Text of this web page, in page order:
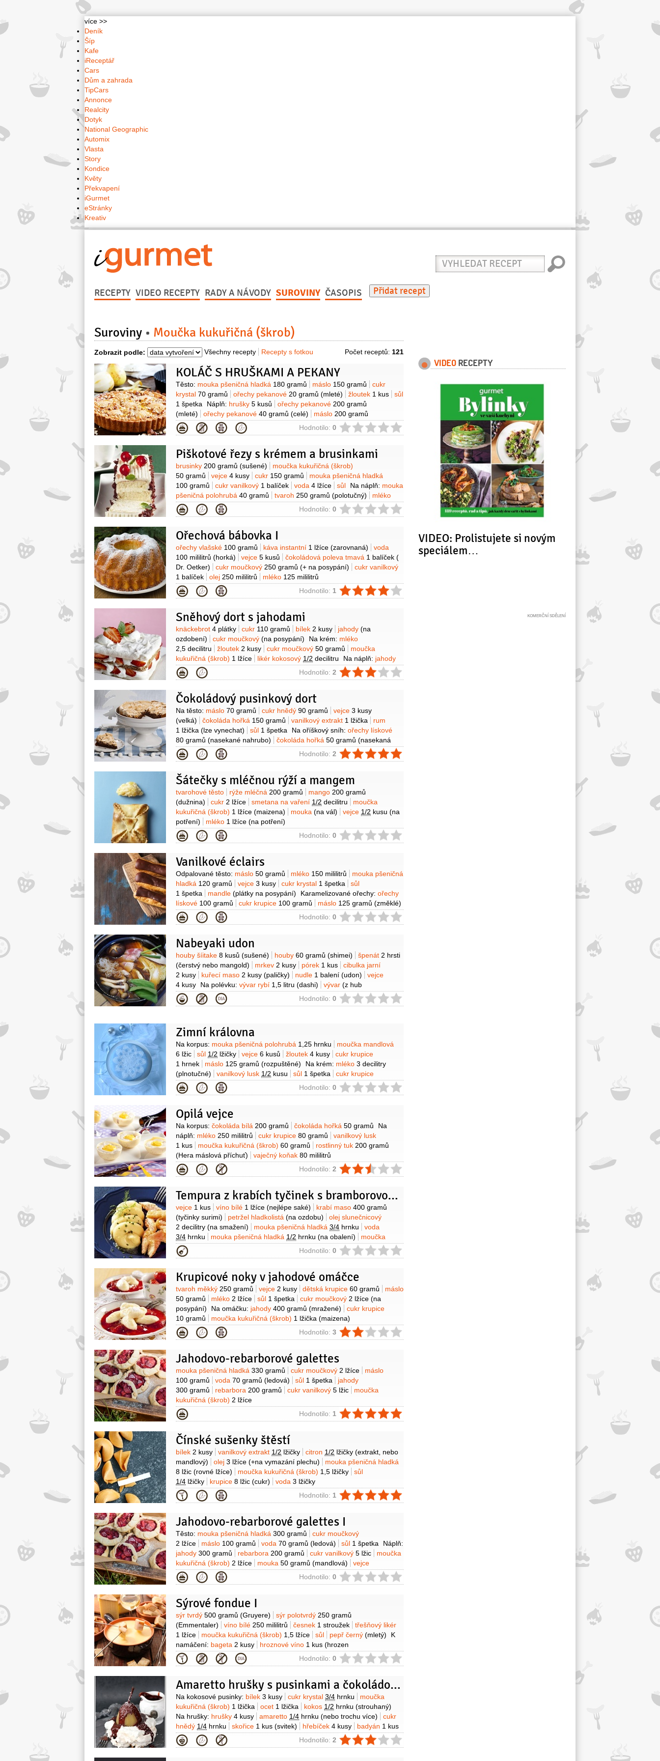
více >>
Deník
Šíp
Kafe
iReceptář
Cars
Dům a zahrada
TipCars
Annonce
Realcity
Dotyk
National Geographic
Automix
Vlasta
Story
Kondice
Květy
Překvapení
iGurmet
eStránky
Kreativ
Vyhledat
recept
RECEPTY VIDEO RECEPTY RADY A NÁVODY SUROVINY ČASOPIS Přidat recept
Suroviny Moučka kukuřičná (škrob)
Zobrazit podle: Všechny recepty Recepty s fotkou Počet receptů: 121
KOLÁČ S HRUŠKAMI A PEKANY
Suroviny
Těsto: mouka pšeničná hladká 180 gramů máslo 150 gramů
cukr
krystal 70 gramů ořechy pekanové 20 gramů (mleté) žloutek 1 kus
sůl
1 špetka
Náplň: hrušky 5 kusů ořechy pekanové 200 gramů
(mleté)
ořechy pekanové 40 gramů (celé) máslo 200 gramů
(změklé)
cukr třtinový vejce 2 kusy
rum tmavý
3 lžíce
šťáva citronová(z 1/2 citronu)
moučka kukuřičná (škrob)
Kategorie Hodnotilo: 0
Piškotové řezy s krémem a brusinkami
Suroviny
brusinky 200 gramů (sušené)
moučka kukuřičná (škrob)
50 gramů
vejce 4 kusy cukr 150 gramů
mouka pšeničná hladká
100 gramů
cukr vanilkový 1 balíček voda 4 lžíce sůl Na náplň: mouka
pšeničná polohrubá 40 gramů tvaroh 250 gramů (polotučný)
mléko
2,5 decilitru
cukr 200 gramů Na ozdobu: máta 1 hrst
(lístky)
višně kandované1 hrst
Kategorie Hodnotilo: 0
Ořechová bábovka I
Suroviny
ořechy vlašské 100 gramů káva instantní 1 lžíce (zarovnaná)
voda
100 mililitrů (horká) vejce 5 kusů čokoládová poleva tmavá 1 balíček (
Dr. Oetker)
cukr moučkový 250 gramů (+ na posypání)
cukr vanilkový
1 balíček
olej 250 mililitrů mléko 125 mililitrů
Kategorie Hodnotilo: 1
Sněhový dort s jahodami
Suroviny
knäckebrot 4 plátky cukr 110 gramů bílek 2 kusy jahody (na
ozdobení)
cukr moučkový (na posypání) Na krém: mléko
2,5 decilitru
žloutek 2 kusy cukr moučkový 50 gramů
moučka
kukuřičná (škrob) 1 lžíce likér kokosový 1/2 decilitru Na náplň: jahody
300 gramů
2,5 decilitru
Kategorie Hodnotilo: 2
Čokoládový pusinkový dort
Suroviny
Na těsto: máslo 70 gramů cukr hnědý 90 gramů vejce 3 kusy
(velká)
čokoláda hořká 150 gramů vanilkový extrakt 1 lžička
rum
1 lžička (lze vynechat) sůl 1 špetka Na oříškový sníh: ořechy lískové
80 gramů (nasekané nahrubo) čokoláda hořká 50 gramů (nasekaná
nahrubo)
bílek2 kusy moučka kukuřičná (škrob)1 lžička
šťáva
citronová1/4lžičky cukr krystal110 gramů Kromě toho: máslo(na
Kategorie Hodnotilo: 2
Šátečky s mléčnou rýží a mangem
Suroviny
tvarohové těsto rýže mléčná 200 gramů mango 200 gramů
(dužnina)
cukr 2 lžíce smetana na vaření 1/2 decilitru
moučka
kukuřičná (škrob) 1 lžíce (maizena) mouka (na vál) vejce 1/2 kusu (na
potření)
mléko 1 lžíce (na potření)
Kategorie Hodnotilo: 0
Vanilkové éclairs
Suroviny
Odpalované těsto: máslo 50 gramů mléko 150 mililitrů
mouka pšeničná
hladká 120 gramů vejce 3 kusy cukr krystal 1 špetka
sůl
1 špetka
mandle (plátky na posypání) Karamelizované ořechy: ořechy
lískové 100 gramů cukr krupice 100 gramů máslo 125 gramů (změklé)
Krém:
mléko300 mililitrů vanilkový lusk 1/2 kusu žloutek3 kusy
cukr
krystal50 gramů mouka pšeničná hladká2 lžíce
moučka kukuřičná
Kategorie Hodnotilo: 0
Nabeyaki udon
Suroviny
houby šíitake 8 kusů (sušené) houby 60 gramů (shimei) špenát 2 hrsti
(čerstvý nebo mangold)
mrkev 2 kusy pórek 1 kus
cibulka jarní
2 kusy
kuřecí maso 2 kusy (paličky) nudle 1 balení (udon)
vejce
4 kusy
Na polévku: vývar rybí 1,5 litru (dashi) vývar (z hub
shitake)
víno rýžové sójová omáčka 3 lžíce
sůl
2 lžičky
semínka sezamová(černá k podávání) Tempura: krevety
rostlinný:sezamový 10:1)
Kategorie Hodnotilo: 0
Zimní královna
Suroviny
Na korpus: mouka pšeničná polohrubá 1,25 hrnku
moučka mandlová
6 lžic
sůl 1/2 lžičky vejce 6 kusů žloutek 4 kusy
cukr krupice
1 hrnek
máslo 125 gramů (rozpuštěné) Na krém: mléko 3 decilitry
(plnotučné)
vanilkový lusk 1/2 kusu sůl 1 špetka
cukr krupice
1/2hrnku žloutek
moučka kukuřičná (škrob)
1/4hrnku máslo1 lžíce (studené) Na sirup: cukr krystal
Kromě toho: máslo
1/2hrnku smetana na šlehání 6,5 decilitru
ztužovač šlehačky
2 balení
potahovací hmota 450 gramů
(bílá, např. fondant nebo White
Icing, marcipán není vhodný)
potravinářské barvivo(modré)
moučkový
Kategorie Hodnotilo: 0
Opilá vejce
Suroviny
Na korpus: čokoláda bílá 200 gramů čokoláda hořká 50 gramů
Na
náplň: mléko 250 mililitrů cukr krupice 80 gramů
vanilkový lusk
1 kus
moučka kukuřičná (škrob) 60 gramů rostlinný tuk 200 gramů
(Hera máslová příchuť)
vaječný koňak 80 mililitrů
Kategorie Hodnotilo: 2
Tempura z krabích tyčinek s bramborovo-fenyklovou kaší
Suroviny
vejce 1 kus víno bílé 1 lžíce (nejlépe saké) krabí maso 400 gramů
(tyčinky surimi)
petržel hladkolistá (na ozdobu)
olej slunečnicový
2 decilitry (na smažení) mouka pšeničná hladká 3/4 hrnku
voda
3/4 hrnku mouka pšeničná hladká 1/2 hrnku (na obalení)
moučka
kukuřičná (škrob)
brambory 850 gramů
mléko
2 decilitry
fenykl1/2kusu (puk) olej olivový3 lžíce sůl
Kategorie Hodnotilo: 0
Krupicové noky v jahodové omáčce
Suroviny
tvaroh měkký 250 gramů vejce 2 kusy dětská krupice 60 gramů
máslo
50 gramů
mléko 2 lžíce sůl 1 špetka cukr moučkový 2 lžíce (na
posypání)
Na omáčku: jahody 400 gramů (mražené)
cukr krupice
10 gramů
moučka kukuřičná (škrob) 1 lžička (maizena)
Kategorie Hodnotilo: 3
Jahodovo-rebarborové galettes
Suroviny
mouka pšeničná hladká 330 gramů cukr moučkový 2 lžíce
máslo
100 gramů
voda 70 gramů (ledová) sůl 1 špetka
jahody
300 gramů
rebarbora 200 gramů cukr vanilkový 5 lžic
moučka
kukuřičná (škrob) 2 lžíce
Kategorie Hodnotilo: 1
Čínské sušenky štěstí
Suroviny
bílek 2 kusy vanilkový extrakt 1/2 lžičky citron 1/2 lžičky (extrakt, nebo
mandlový)
olej 3 lžíce (+na vymazání plechu)
mouka pšeničná hladká
8 lžic (rovné lžíce) moučka kukuřičná (škrob) 1,5 lžičky
sůl
1/4 lžičky krupice 8 lžic (cukr) voda 3 lžičky
Kategorie Hodnotilo: 1
Jahodovo-rebarborové galettes I
Suroviny
Těsto: mouka pšeničná hladká 300 gramů
cukr moučkový
2 lžíce
máslo 100 gramů voda 70 gramů (ledová) sůl 1 špetka
Náplň:
jahody 300 gramů rebarbora 200 gramů cukr vanilkový 5 lžic
moučka
kukuřičná (škrob) 2 lžíce mouka 50 gramů (mandlová)
vejce
1 kus
mléko1 lžička (na posypání)
Kategorie Hodnotilo: 0
Sýrové fondue I
Suroviny
sýr tvrdý 500 gramů (Gruyere) sýr polotvrdý 250 gramů
(Emmentaler)
víno bílé 250 mililitrů česnek 1 stroužek
třešňový likér
1 lžíce
moučka kukuřičná (škrob) 1,5 lžíce sůl pepř černý (mletý)
K
namáčení: bageta 2 kusy hroznové víno 1 kus (hrozen
(modré))
brokolice1 kus 4 kusy
Kategorie Hodnotilo: 0
Amaretto hrušky s pusinkami a čokoládovou omáčkou
Suroviny
Na kokosové pusinky: bílek 3 kusy cukr krystal 3/4 hrnku
moučka
kukuřičná (škrob) 1 lžička ocet 1 lžička kokos 1/2 hrnku (strouhaný)
Na hrušky: hrušky 4 kusy amaretto 1/4 hrnku (nebo trochu více)
cukr
hnědý 1/4 hrnku skořice 1 kus (svitek) hřebíček 4 kusy badyán 1 kus
Na omáčku:
čokoláda (kokosová Lindt Excellence)
smetana na
šlehání1 decilitr Na dokončení: smetana na šlehání1 kelímek
Kategorie Hodnotilo: 2
VIDEO RECEPTY
VIDEO: Prolistujete si novým
speciálem…